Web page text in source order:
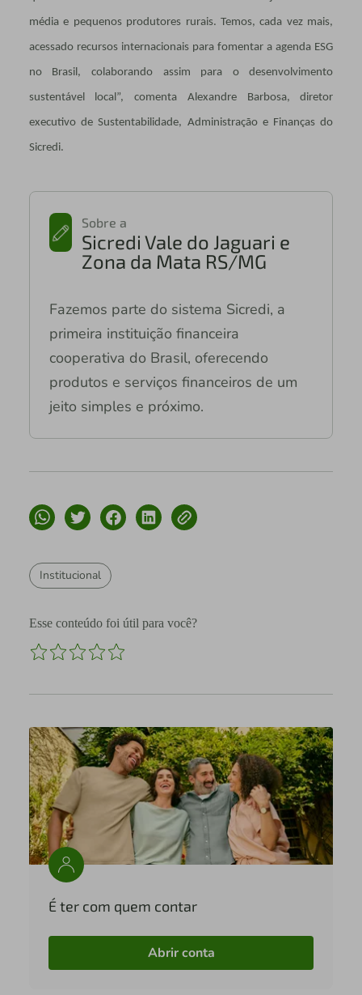
média e pequenos produtores rurais. Temos, cada vez mais,
acessado recursos internacionais para fomentar a agenda ESG
no Brasil, colaborando assim para o desenvolvimento
sustentável local”, comenta Alexandre Barbosa, diretor
executivo de Sustentabilidade, Administração e Finanças do
Sicredi.
Sobre a
Sicredi Vale do Jaguari e
Zona da Mata RS/MG
Fazemos parte do sistema Sicredi, a
primeira instituição financeira
cooperativa do Brasil, oferecendo
produtos e serviços financeiros de um
jeito simples e próximo.
Institucional
Esse conteúdo foi útil para você?
É ter com quem contar
Abrir conta